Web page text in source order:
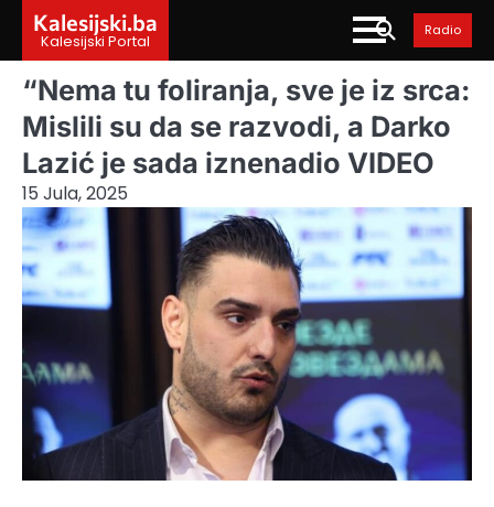
content
Kalesijski.ba
Kalesijski Portal
Radio
“Nema tu foliranja, sve je iz srca:
Mislili su da se razvodi, a Darko
Lazić je sada iznenadio VIDEO
15 Jula, 2025